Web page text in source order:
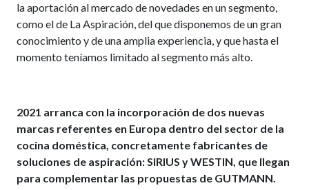
la aportación al mercado de novedades en un segmento,
como el de La Aspiración, del que disponemos de un gran
conocimiento y de una amplia experiencia, y que hasta el
momento teníamos limitado al segmento más alto.
2021 arranca con la incorporación de dos nuevas
marcas referentes en Europa dentro del sector de la
cocina doméstica, concretamente fabricantes de
soluciones de aspiración: SIRIUS y WESTIN, que llegan
para complementar las propuestas de GUTMANN.